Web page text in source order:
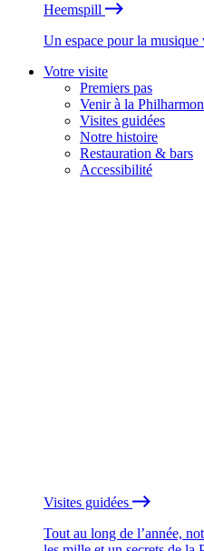
Heemspill
Un espace pour la
Votre visite
Premiers pas
Venir à la
Visites guidées
Notre histoire
Restauration & bars
Accessibilité
Visites guidées
Tout au long de l’année,